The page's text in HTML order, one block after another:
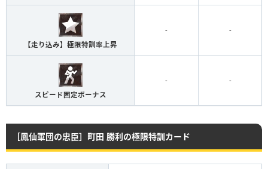
【走り込み】極限特訓率上昇
- -
スピード固定ボーナス
- -
［鳳仙軍団の忠臣］町田 勝利の極限特訓カード